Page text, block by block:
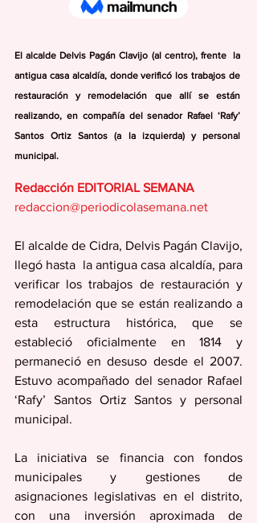
El alcalde Delvis Pagán Clavijo (al centro), frente  la
antigua casa alcaldía, donde verificó los trabajos de
restauración y remodelación que allí se están
realizando, en compañía del senador Rafael ‘Rafy’
Santos Ortiz Santos (a la izquierda) y personal
municipal.
Redacción EDITORIAL SEMANA
redaccion@periodicolasemana.net
El alcalde de Cidra, Delvis Pagán Clavijo,
llegó hasta  la antigua casa alcaldía, para
verificar los trabajos de restauración y
remodelación que se están realizando a
esta estructura histórica, que se
estableció oficialmente en 1814 y
permaneció en desuso desde el 2007.
Estuvo acompañado del senador Rafael
‘Rafy’ Santos Ortiz Santos y personal
municipal.
La iniciativa se financia con fondos
municipales y gestiones de
asignaciones legislativas en el distrito,
con una inversión aproximada de